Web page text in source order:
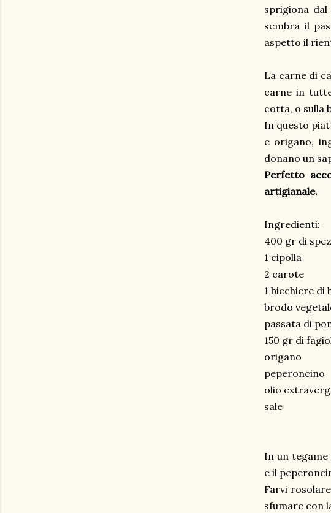
sprigiona
sembra il
aspetto il
La carne di
carne in
cotta, o sulla
In questo
e origano,
donano un
Perfetto
artigianale.
Ingredienti:
400 gr di
1 cipolla
2 carote
1 bicchiere di
brodo
passata di
150 gr di
origano
peperoncino
olio
sale
In un
e il
Farvi
sfumare con